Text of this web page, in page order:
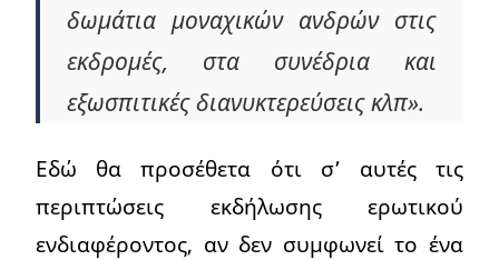
δωμάτια μοναχικών ανδρών στις
εκδρομές, στα συνέδρια και
εξωσπιτικές διανυκτερεύσεις κλπ».
Εδώ θα προσέθετα ότι σ’ αυτές τις
περιπτώσεις εκδήλωσης ερωτικού
ενδιαφέροντος, αν δεν συμφωνεί το ένα